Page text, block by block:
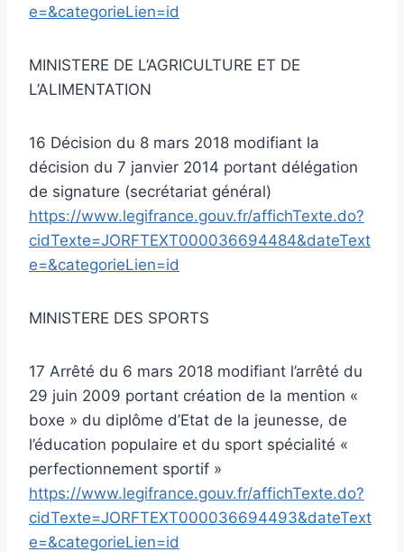
e=&categorieLien=id
MINISTERE DE L’AGRICULTURE ET DE
L’ALIMENTATION
16 Décision du 8 mars 2018 modifiant la
décision du 7 janvier 2014 portant délégation
de signature (secrétariat général)
https://www.legifrance.gouv.fr/affichTexte.do?
cidTexte=JORFTEXT000036694484&dateText
e=&categorieLien=id
MINISTERE DES SPORTS
17 Arrêté du 6 mars 2018 modifiant l’arrêté du
29 juin 2009 portant création de la mention «
boxe » du diplôme d’Etat de la jeunesse, de
l’éducation populaire et du sport spécialité «
perfectionnement sportif »
https://www.legifrance.gouv.fr/affichTexte.do?
cidTexte=JORFTEXT000036694493&dateText
e=&categorieLien=id